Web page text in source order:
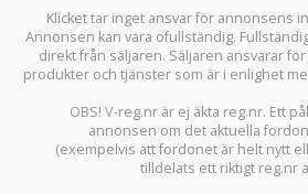
Klicket tar inget ansvar för annonsens
Annonsen kan vara ofullständig.
direkt från säljaren. Säljaren ansvarar
produkter och tjänster som är i enlighet
OBS! V-reg.nr är ej äkta reg.nr. Ett
annonsen om det aktuella
(exempelvis att fordonet är helt nytt
tilldelats ett riktigt reg.nr